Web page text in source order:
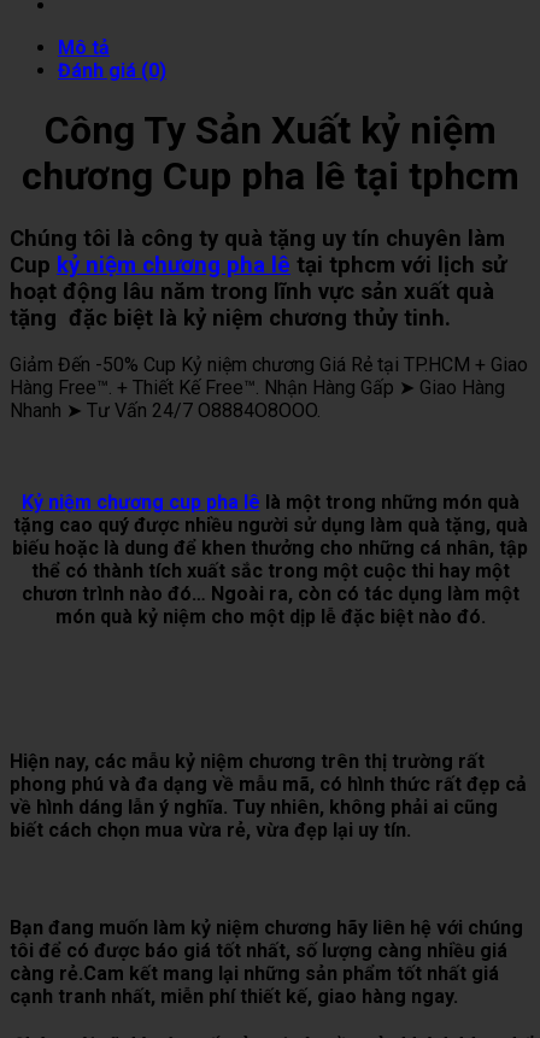
Mô tả
Đánh giá (0)
Công Ty Sản Xuất kỷ niệm
chương Cup pha lê tại tphcm
Chúng tôi là công ty quà tặng uy tín chuyên làm
Cup kỷ niệm chương pha lê tại tphcm với lịch sử
hoạt động lâu năm trong lĩnh vực sản xuất quà
tặng đặc biệt là kỷ niệm chương thủy tinh.
Giảm Đến -50% Cup Kỷ niệm chương Giá Rẻ tại TP.HCM + Giao
Hàng Free™. + Thiết Kế Free™. Nhận Hàng Gấp ➤ Giao Hàng
Nhanh ➤ Tư Vấn 24/7 O8884O8OOO.
Kỷ niệm chương cup pha lê là một trong những món quà
tặng cao quý được nhiều người sử dụng làm quà tặng, quà
biếu hoặc là dung để khen thưởng cho những cá nhân, tập
thể có thành tích xuất sắc trong một cuộc thi hay một
chươn trình nào đó… Ngoài ra, còn có tác dụng làm một
món quà kỷ niệm cho một dịp lễ đặc biệt nào đó.
Hiện nay, các mẫu kỷ niệm chương trên thị trường rất
phong phú và đa dạng về mẫu mã, có hình thức rất đẹp cả
về hình dáng lẫn ý nghĩa. Tuy nhiên, không phải ai cũng
biết cách chọn mua vừa rẻ, vừa đẹp lại uy tín.
Bạn đang muốn làm kỷ niệm chương hãy liên hệ với chúng
tôi để có được báo giá tốt nhất, số lượng càng nhiều giá
càng rẻ.Cam kết mang lại những sản phẩm tốt nhất giá
cạnh tranh nhất, miễn phí thiết kế, giao hàng ngay.